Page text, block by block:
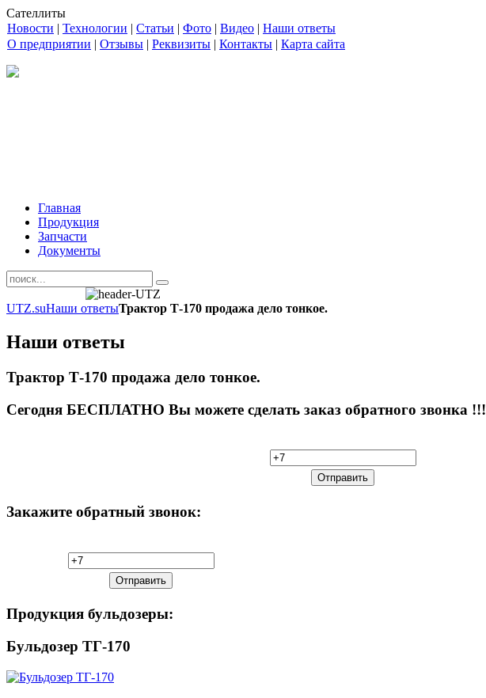
Сателлиты
Новости | Технологии | Статьи | Фото | Видео | Наши ответы
О предприятии | Отзывы | Реквизиты | Контакты | Карта сайта
Главная
Продукция
Запчасти
Документы
UTZ.suНаши ответыТрактор Т-170 продажа дело тонкое.
Наши ответы
Трактор Т-170 продажа дело тонкое.
Сегодня БЕСПЛАТНО Вы можете сделать заказ обратного звонка !!!
Закажите обратный звонок:
Продукция бульдозеры:
Бульдозер ТГ-170